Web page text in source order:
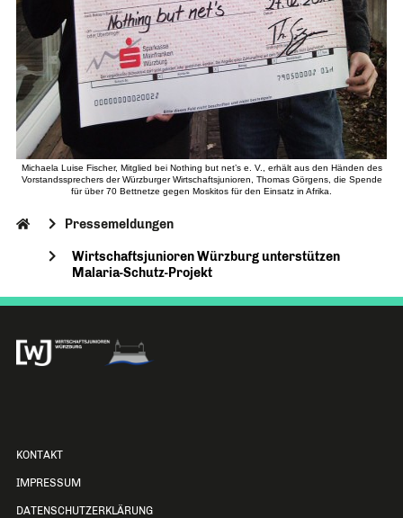
Michaela Luise Fischer, Mitglied bei Nothing but net’s e. V., erhält aus den Händen des
Vorstandssprechers der Würzburger Wirtschaftsjunioren, Thomas Görgens, die Spende
für über 70 Bettnetze gegen Moskitos für den Einsatz in Afrika.
Pressemeldungen
Wirtschaftsjunioren Würzburg unterstützen
Malaria-Schutz-Projekt
KONTAKT
IMPRESSUM
DATENSCHUTZERKLÄRUNG